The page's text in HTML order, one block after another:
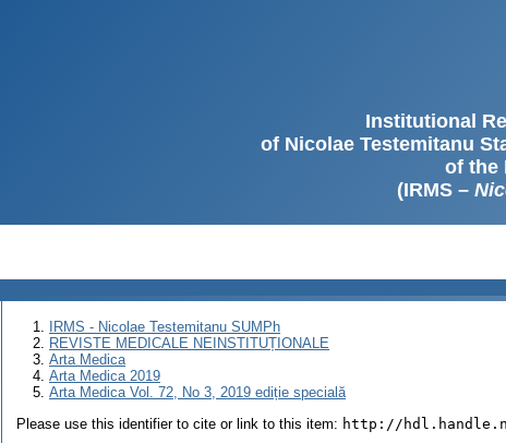
Institutional
of Nicolae Testemitanu
of the
(IRMS –
IRMS - Nicolae Testemitanu SUMPh
REVISTE MEDICALE NEINSTITUȚIONALE
Arta Medica
Arta Medica 2019
Arta Medica Vol. 72, No 3, 2019 ediție specială
Please use this identifier to cite or link to this item: http://